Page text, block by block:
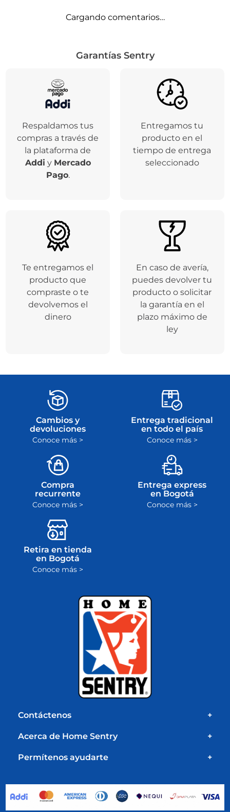
Cargando comentarios…
Garantías Sentry
Respaldamos tus
compras a través de
la plataforma de
Addi y Mercado
Pago.
Entregamos tu
producto en el
tiempo de entrega
seleccionado
Te entregamos el
producto que
compraste o te
devolvemos el
dinero
En caso de avería,
puedes devolver tu
producto o solicitar
la garantía en el
plazo máximo de
ley
Cambios y
devoluciones
Conoce más >
Entrega tradicional
en todo el país
Conoce más >
Compra
recurrente
Conoce más >
Entrega express
en Bogotá
Conoce más >
Retira en tienda
en Bogotá
Conoce más >
Contáctenos +
Acerca de Home Sentry +
Permítenos ayudarte +